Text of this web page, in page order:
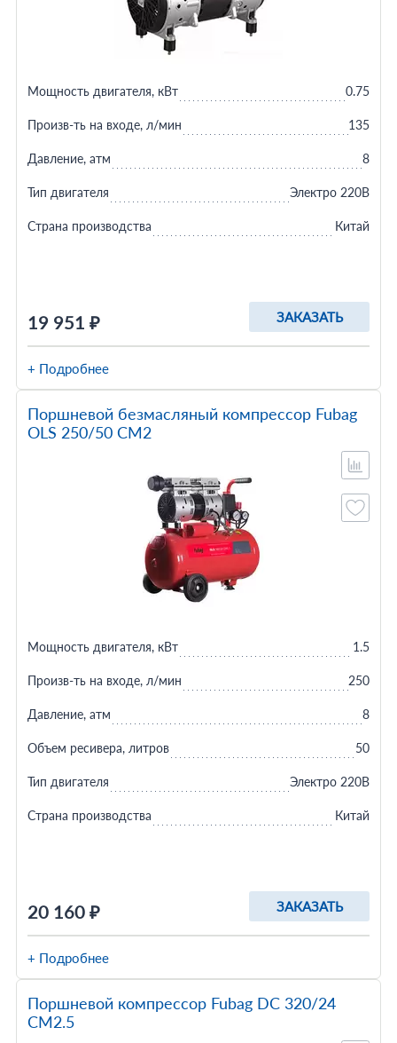
19 951 ₽ ЗАКАЗАТЬ
Мощность двигателя, кВт 0.75
Произв-ть на входе, л/мин 135
Давление, атм 8
Тип двигателя Электро 220В
Страна производства Китай
+ Подробнее
Поршневой безмасляный компрессор Fubag
OLS 250/50 CM2
20 160 ₽ ЗАКАЗАТЬ
Мощность двигателя, кВт 1.5
Произв-ть на входе, л/мин 250
Давление, атм 8
Объем ресивера, литров 50
Тип двигателя Электро 220В
Страна производства Китай
+ Подробнее
Поршневой компрессор Fubag DС 320/24
CM2.5